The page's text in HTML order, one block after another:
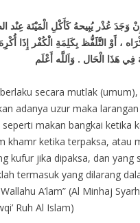
وَجَدَ عُذْر يُبِيحهُ كَأَكْلِ الْمَيْتَة عِنْد
، أَوْ التَّلَفُّظ بِكَلِمَةِ الْكُفْر إِذَا
فِي هَذَا الْحَال . وَاَللَّه أَعْلَم
secara mutlak
adanya uzur maka
seperti makan bangkai ketika
khamr ketika terpaksa, atau
kufur jika dipaksa, dan yang
termasuk yang dilarang
A’lam” (Al Minhaj
Ruh Al Islam)